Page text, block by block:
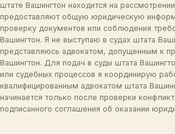
штате Вашингтон находится на
предоставляют общую юридическую
проверку документов или соблюдения
Вашингтон. Я не выступаю в судах штата
представляюсь адвокатом, допущенным к
Вашингтон. Для подач в суды штата
или судебных процессов я координирую
квалифицированным адвокатом штата
начинается только после проверки
подписанного соглашения об оказании